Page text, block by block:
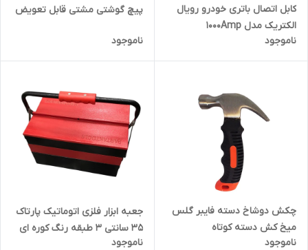
کابل اتصال باتری خودرو رویال
الکتریک مدل 1000Amp
ناموجود
پیچ گوشتی مشتی قابل تعویض
ناموجود
چکش دوشاخ دسته فایبر گلس
میخ کش دسته کوتاه
ناموجود
جعبه ابزار فلزی اتوماتیک پارتاک
35 سانتی 3 طبقه رنگ کوره ای
ناموجود